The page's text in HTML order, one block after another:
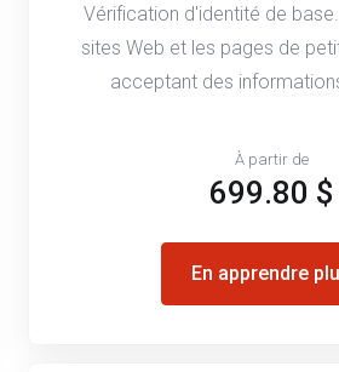
Vérification d'identité de
sites Web et les pages de
acceptant des
À partir de
699.80 $
En apprendre